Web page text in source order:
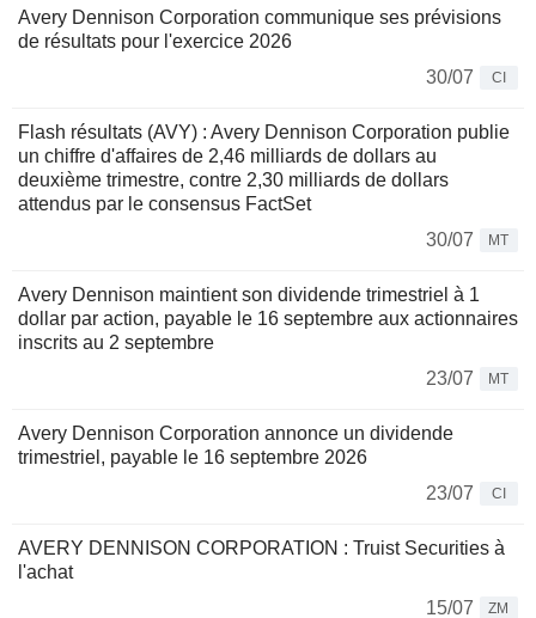
Avery Dennison Corporation communique ses prévisions
de résultats pour l'exercice 2026
30/07
CI
Flash résultats (AVY) : Avery Dennison Corporation publie
un chiffre d'affaires de 2,46 milliards de dollars au
deuxième trimestre, contre 2,30 milliards de dollars
attendus par le consensus FactSet
30/07
MT
Avery Dennison maintient son dividende trimestriel à 1
dollar par action, payable le 16 septembre aux actionnaires
inscrits au 2 septembre
23/07
MT
Avery Dennison Corporation annonce un dividende
trimestriel, payable le 16 septembre 2026
23/07
CI
AVERY DENNISON CORPORATION : Truist Securities à
l'achat
15/07
ZM